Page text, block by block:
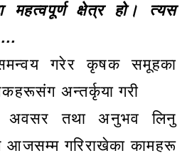
महत्वपूर्ण क्षेत्र हो। त्यस
गरेर कृषक समूहका
अन्तर्कृया गरी
अवसर तथा अनुभव लिनु
आजसम्म गरिराखेका कामहरू